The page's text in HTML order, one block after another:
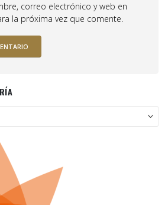
correo electrónico y web en
la próxima vez que comente.